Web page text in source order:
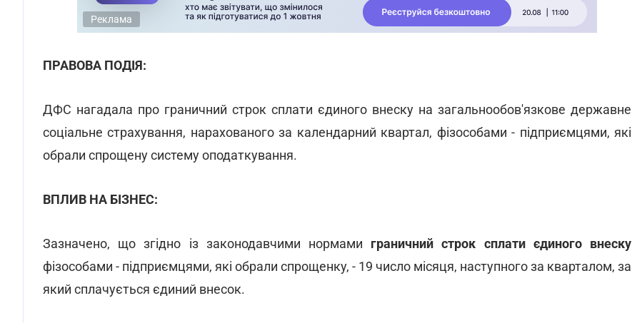
Реклама
ПРАВОВА ПОДІЯ:
ДФС нагадала про граничний строк сплати єдиного внеску на загальнообов'язкове державне
соціальне страхування, нарахованого за календарний квартал, фізособами - підприємцями, які
обрали спрощену систему оподаткування.
ВПЛИВ НА БІЗНЕС:
Зазначено, що згідно із законодавчими нормами граничний строк сплати єдиного внеску
фізособами - підприємцями, які обрали спрощенку, - 19 число місяця, наступного за кварталом, за
який сплачується єдиний внесок.